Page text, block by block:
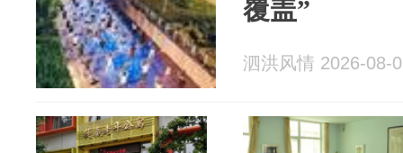
覆盖”
泗洪风情 2026-08-